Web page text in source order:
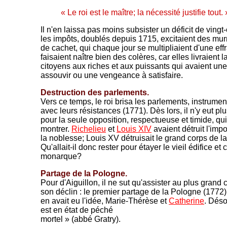
« Le roi est le maître; la nécessité justifie tout.
Il n'en laissa pas moins subsister un déficit de
les impôts, doublés depuis 1715, excitaient des
de cachet, qui chaque jour se multipliaient d'une
faisaient naître bien des colères, car elles livraient
citoyens aux riches et aux puissants qui avaient
assouvir ou une vengeance à satisfaire.
Destruction des parlements.
Vers ce temps, le roi brisa les parlements,
avec leurs résistances (1771). Dès lors, il n'y eut
pour la seule opposition, respectueuse et timide,
montrer. Richelieu et Louis XIV avaient détruit
la noblesse; Louis XV détruisait le grand corps de
Qu'allait-il donc rester pour étayer le vieil édifice et
monarque?
Partage de la Pologne.
Pour d'Aiguillon, il ne sut qu'assister au plus grand
son déclin : le premier partage de la Pologne
en avait eu l'idée, Marie-Thérèse etCatherine.
est en état de péché
mortel » (abbé Gratry).